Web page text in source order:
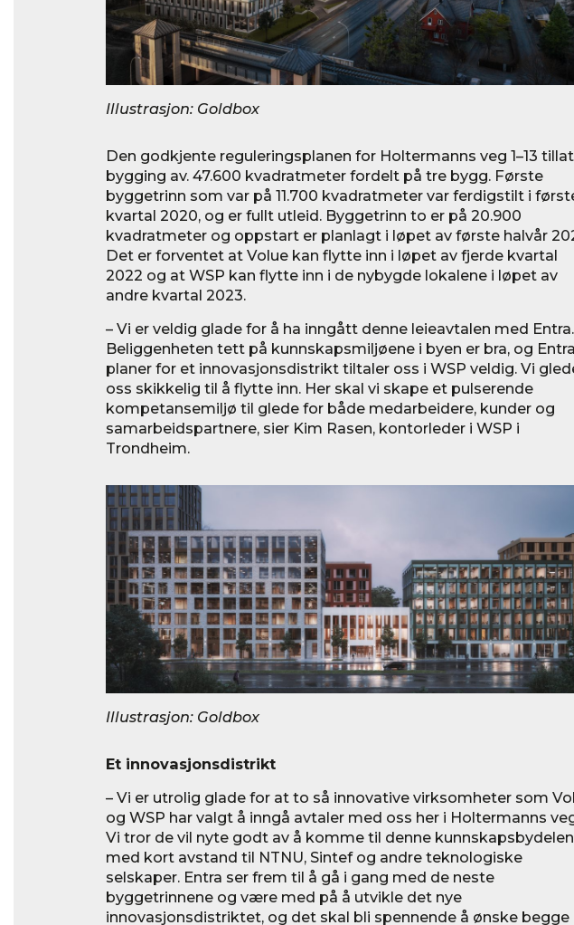
Illustrasjon: Goldbox
Den godkjente reguleringsplanen for Holtermanns veg 1–13
bygging av. 47.600 kvadratmeter fordelt på tre bygg. Første
byggetrinn som var på 11.700 kvadratmeter var ferdigstilt i
kvartal 2020, og er fullt utleid. Byggetrinn to er på 20.900
kvadratmeter og oppstart er planlagt i løpet av første halvår
Det er forventet at Volue kan flytte inn i løpet av fjerde kvartal
2022 og at WSP kan flytte inn i de nybygde lokalene i løpet av
andre kvartal 2023.
– Vi er veldig glade for å ha inngått denne leieavtalen med Entra.
Beliggenheten tett på kunnskapsmiljøene i byen er bra, og
planer for et innovasjonsdistrikt tiltaler oss i WSP veldig. Vi
oss skikkelig til å flytte inn. Her skal vi skape et pulserende
kompetansemiljø til glede for både medarbeidere, kunder og
samarbeidspartnere, sier Kim Rasen, kontorleder i WSP i
Trondheim.
Illustrasjon: Goldbox
Et innovasjonsdistrikt
– Vi er utrolig glade for at to så innovative virksomheter som
og WSP har valgt å inngå avtaler med oss her i Holtermanns
Vi tror de vil nyte godt av å komme til denne
med kort avstand til NTNU, Sintef og andre teknologiske
selskaper. Entra ser frem til å gå i gang med de neste
byggetrinnene og være med på å utvikle det nye
innovasjonsdistriktet, og det skal bli spennende å ønske begge